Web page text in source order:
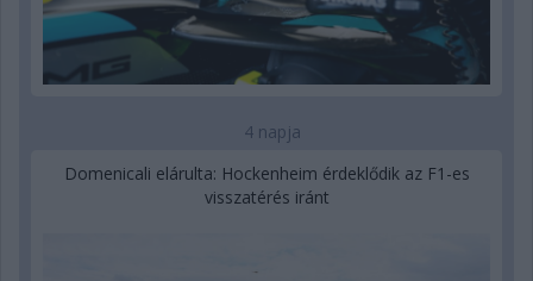
4 napja
Domenicali elárulta: Hockenheim érdeklődik az F1-es
visszatérés iránt